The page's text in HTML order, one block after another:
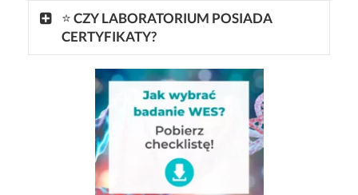
⭐CZY LABORATORIUM POSIADA
CERTYFIKATY?